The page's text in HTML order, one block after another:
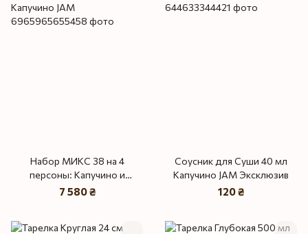
Набор МИКС 38 на 4
персоны: Капучино и
Капучино JAM
7 580 ₴
Соусник для Суши 40 мл
Капучино JAM Эксклюзив
120 ₴